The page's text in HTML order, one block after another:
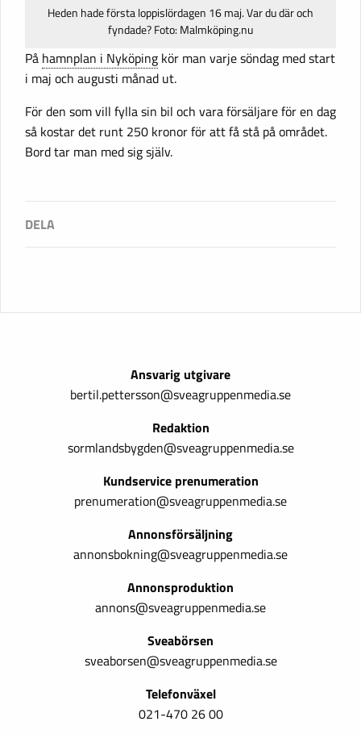
Heden hade första loppislördagen 16 maj. Var du där och
fyndade? Foto: Malmköping.nu
På hamnplan i Nyköping kör man varje söndag med start
i maj och augusti månad ut.
För den som vill fylla sin bil och vara försäljare för en dag
så kostar det runt 250 kronor för att få stå på området.
Bord tar man med sig själv.
Ansvarig utgivare
bertil.pettersson@sveagruppenmedia.se
Redaktion
sormlandsbygden@sveagruppenmedia.se
Kundservice prenumeration
prenumeration@sveagruppenmedia.se
Annonsförsäljning
annonsbokning@sveagruppenmedia.se
Annonsproduktion
annons@sveagruppenmedia.se
Sveabörsen
sveaborsen@sveagruppenmedia.se
Telefonväxel
021-470 26 00